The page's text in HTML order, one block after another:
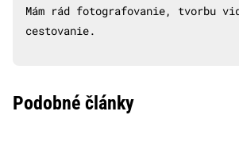
Mám rád fotografovanie, tvorbu
cestovanie.
Podobné články